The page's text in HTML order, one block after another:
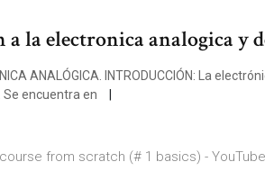
la electronica analogica y
ANALÓGICA. INTRODUCCIÓN: La
encuentra en
from scratch (# 1 basics) - YouTube